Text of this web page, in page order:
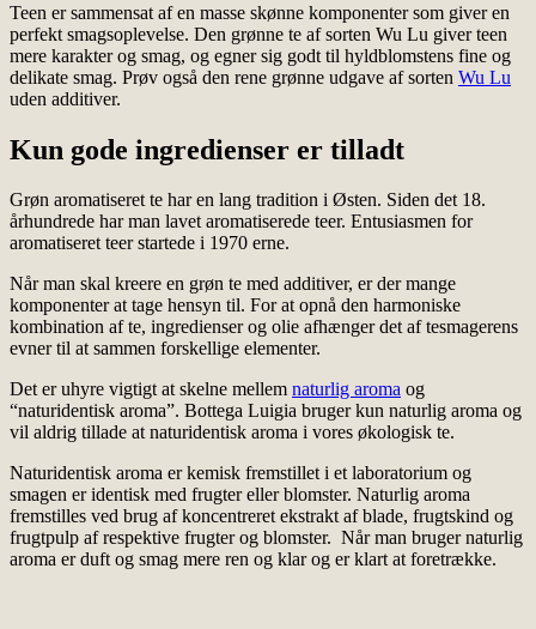
Teen er sammensat af en masse skønne komponenter som giver en
perfekt smagsoplevelse. Den grønne te af sorten Wu Lu giver teen
mere karakter og smag, og egner sig godt til hyldblomstens fine og
delikate smag. Prøv også den rene grønne udgave af sorten Wu Lu
uden additiver.
Kun gode ingredienser er tilladt
Grøn aromatiseret te har en lang tradition i Østen. Siden det 18.
århundrede har man lavet aromatiserede teer. Entusiasmen for
aromatiseret teer startede i 1970 erne.
Når man skal kreere en grøn te med additiver, er der mange
komponenter at tage hensyn til. For at opnå den harmoniske
kombination af te, ingredienser og olie afhænger det af tesmagerens
evner til at sammen forskellige elementer.
Det er uhyre vigtigt at skelne mellem naturlig aroma og
“naturidentisk aroma”. Bottega Luigia bruger kun naturlig aroma og
vil aldrig tillade at naturidentisk aroma i vores økologisk te.
Naturidentisk aroma er kemisk fremstillet i et laboratorium og
smagen er identisk med frugter eller blomster. Naturlig aroma
fremstilles ved brug af koncentreret ekstrakt af blade, frugtskind og
frugtpulp af respektive frugter og blomster. Når man bruger naturlig
aroma er duft og smag mere ren og klar og er klart at foretrække.